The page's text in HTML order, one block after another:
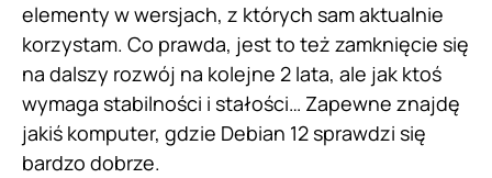
elementy w wersjach, z których sam aktualnie
korzystam. Co prawda, jest to też zamknięcie się
na dalszy rozwój na kolejne 2 lata, ale jak ktoś
wymaga stabilności i stałości… Zapewne znajdę
jakiś komputer, gdzie Debian 12 sprawdzi się
bardzo dobrze.